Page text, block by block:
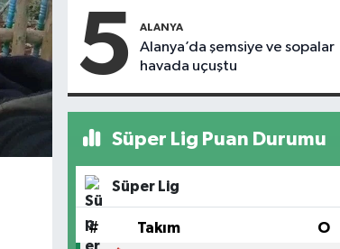
kapandı
çarptı
5 ALANYA
Alanya’da şemsiye ve sopalar
havada uçuştu
Süper Lig Puan Durumu
Süper Lig
# Takım O